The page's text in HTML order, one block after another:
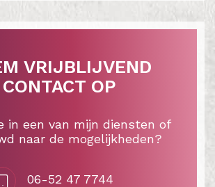
VRIJBLIJVEND
CONTACT OP
in een van mijn diensten of
naar de mogelijkheden?
06-52 47 7744